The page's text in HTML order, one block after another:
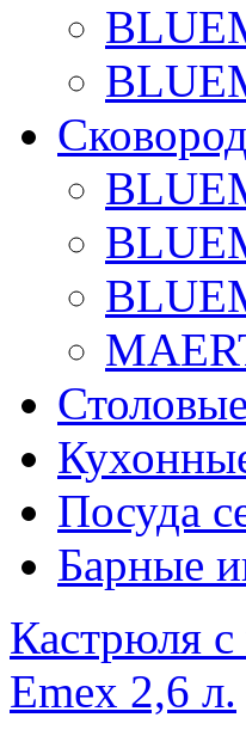
Посуда
Барные
Кастрюля
Emex 2,6 л.